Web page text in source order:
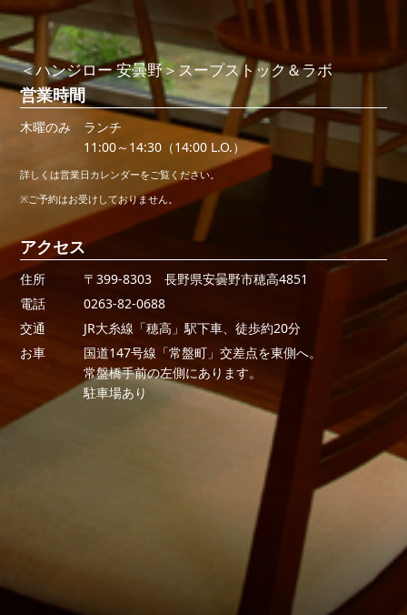
＜ハンジロー 安曇野＞スープストック＆ラボ
営業時間
木曜のみ
ランチ
11:00～14:30（14:00 L.O.）
詳しくは営業日カレンダーをご覧ください。
※ご予約はお受けしておりません。
アクセス
住所
〒399-8303 長野県安曇野市穂高4851
電話
0263-82-0688
交通
JR大糸線「穂高」駅下車、徒歩約20分
お車
国道147号線「常盤町」交差点を東側へ。
常盤橋手前の左側にあります。
駐車場あり